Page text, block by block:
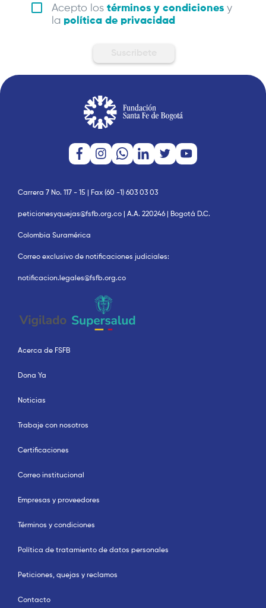
Acepto los términos y condiciones y
la política de privacidad
Carrera 7 No. 117 - 15 | Fax (60 -1) 603 03 03
peticionesyquejas@fsfb.org.co | A.A. 220246 | Bogotá D.C.
Colombia Suramérica
Correo exclusivo de notificaciones judiciales:
notificacion.legales@fsfb.org.co
Acerca de FSFB
Dona Ya
Noticias
Trabaje con nosotros
Certificaciones
Correo institucional
Empresas y proveedores
Términos y condiciones
Política de tratamiento de datos personales
Peticiones, quejas y reclamos
Contacto